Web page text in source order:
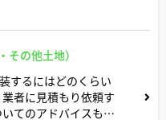
その他土地）
するにはどのくらい
者に見積もり依頼す
てのアドバイスもよ